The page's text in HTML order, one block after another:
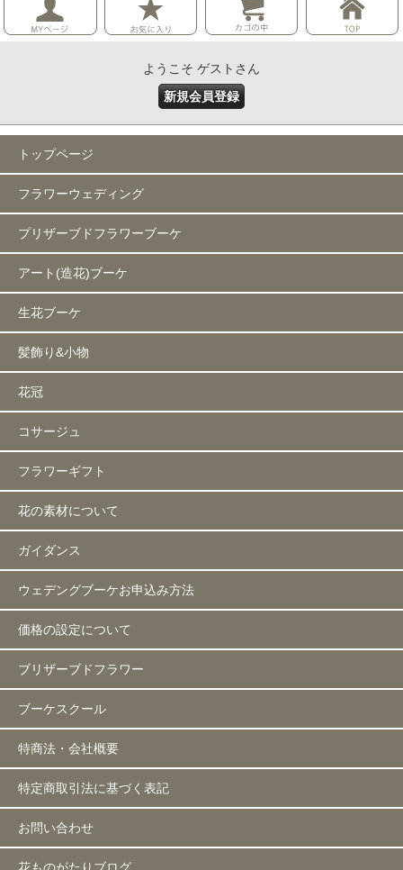
ようこそ ゲストさん
新規会員登録
トップページ
フラワーウェディング
プリザーブドフラワーブーケ
アート(造花)ブーケ
生花ブーケ
髪飾り&小物
花冠
コサージュ
フラワーギフト
花の素材について
ガイダンス
ウェデングブーケお申込み方法
価格の設定について
ブリザーブドフラワー
ブーケスクール
特商法・会社概要
特定商取引法に基づく表記
お問い合わせ
花ものがたりブログ